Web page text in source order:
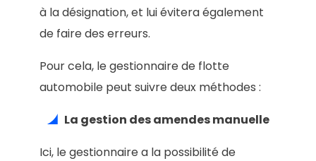
à la désignation, et lui évitera également
de faire des erreurs.
Pour cela, le gestionnaire de flotte
automobile peut suivre deux méthodes :
La gestion des amendes manuelle
Ici, le gestionnaire a la possibilité de